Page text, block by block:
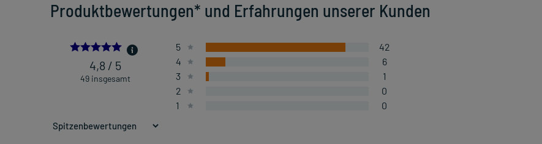
Produktbewertungen* und Erfahrungen unserer Kunden
4.836734693877551
4,8 / 5
49 insgesamt
5
42
4
6
3
1
2
0
1
0